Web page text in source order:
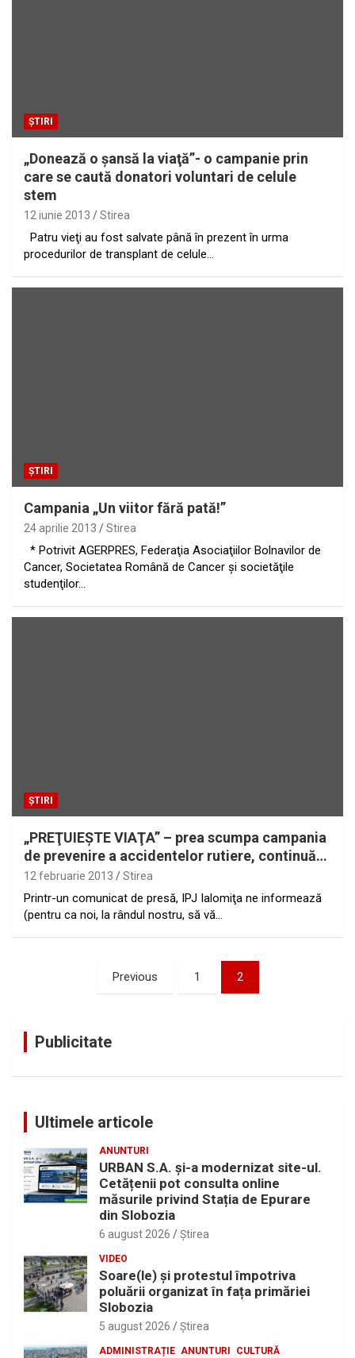
ȘTIRI
„Donează o şansă la viaţă”- o campanie prin
care se caută donatori voluntari de celule
stem
12 iunie 2013 Stirea
Patru vieţi au fost salvate până în prezent în urma
procedurilor de transplant de celule…
ȘTIRI
Campania „Un viitor fără pată!”
24 aprilie 2013 Stirea
* Potrivit AGERPRES, Federaţia Asociaţiilor Bolnavilor de
Cancer, Societatea Română de Cancer şi societăţile
studenţilor…
ȘTIRI
„PREŢUIEŞTE VIAŢA” – prea scumpa campania
de prevenire a accidentelor rutiere, continuă…
12 februarie 2013 Stirea
Printr-un comunicat de presă, IPJ Ialomiţa ne informează
(pentru ca noi, la rândul nostru, să vă…
Previous 1 2
Publicitate
Ultimele articole
ANUNTURI
URBAN S.A. și-a modernizat site-ul.
Cetățenii pot consulta online
măsurile privind Stația de Epurare
din Slobozia
6 august 2026 Ştirea
VIDEO
Soare(le) și protestul împotriva
poluării organizat în fața primăriei
Slobozia
5 august 2026 Ştirea
ADMINISTRAȚIE ANUNTURI CULTURĂ